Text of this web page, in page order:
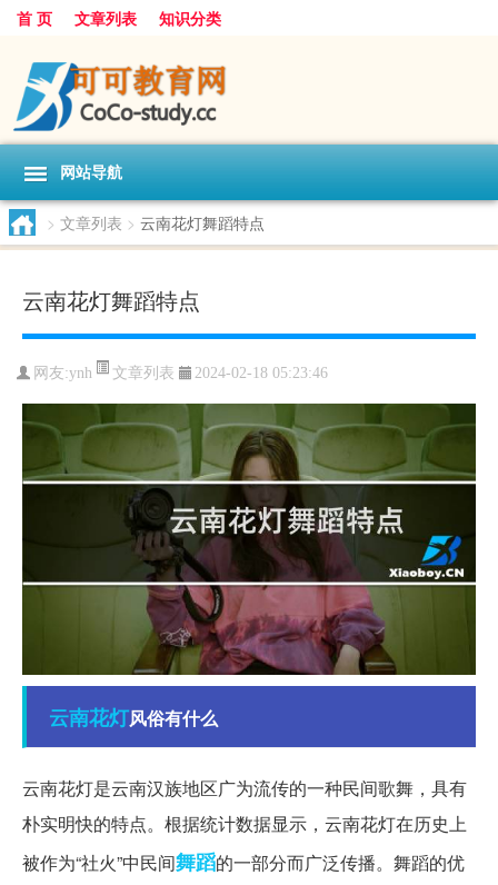
首 页 文章列表 知识分类
网站导航
> 文章列表 > 云南花灯舞蹈特点
云南花灯舞蹈特点
网友:ynh 文章列表 2024-02-18 05:23:46
云南花灯风俗有什么
云南花灯是云南汉族地区广为流传的一种民间歌舞，具有
朴实明快的特点。根据统计数据显示，云南花灯在历史上
被作为“社火”中民间舞蹈的一部分而广泛传播。舞蹈的优